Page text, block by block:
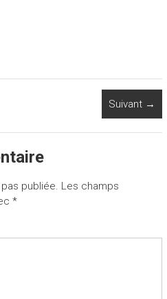
Suivant →
publiée. Les champs
*